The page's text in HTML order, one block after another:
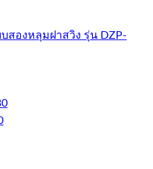
องหลุมฝาสวิง รุ่น DZP-